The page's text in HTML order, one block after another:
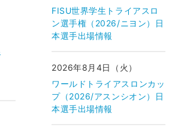
FISU世界学生トライアスロ
ン選手権（2026/ニヨン）日
本選手出場情報
2026年8月4日（火）
ワールドトライアスロンカッ
プ（2026/アスンシオン）日
本選手出場情報